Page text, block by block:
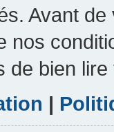
Avant
nos
de bien
|